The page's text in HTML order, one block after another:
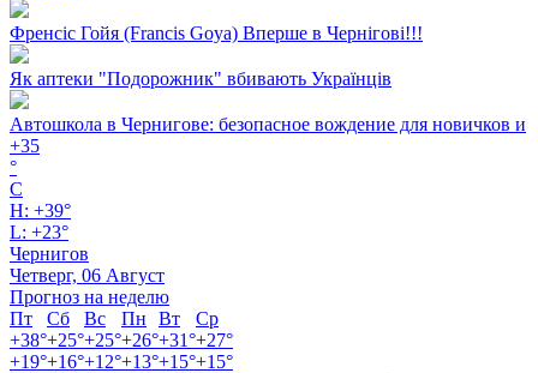
Френсіс Гойя (Francis Goya) Вперше в Чернігові!!!
Як аптеки "Подорожник" вбивають Українців
Автошкола в Чернигове: безопасное вождение для новичков и
+35
°
C
H: +39°
L: +23°
Чернигов
Четверг, 06 Август
Прогноз на неделю
Пт
Сб Вс Пн Вт
Ср
+38°+25°+25°+26°+31°+27°
+19°+16°+12°+13°+15°+15°